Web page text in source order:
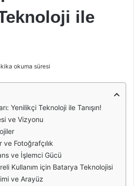
ile
okuma süresi
Yenilikçi Teknoloji ile Tanışın!
ve Vizyonu
ve Fotoğrafçılık
ve İşlemci Gücü
Kullanım için Batarya Teknolojisi
ve Arayüz